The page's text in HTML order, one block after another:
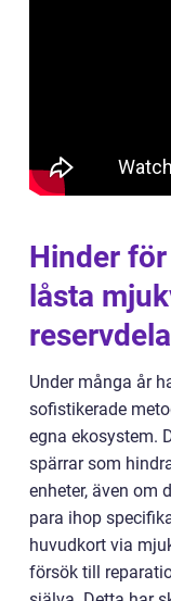
Hinder
låsta
Under många år
sofistikerade
egna ekosystem.
spärrar som
enheter, även om
para ihop
huvudkort via
försök till